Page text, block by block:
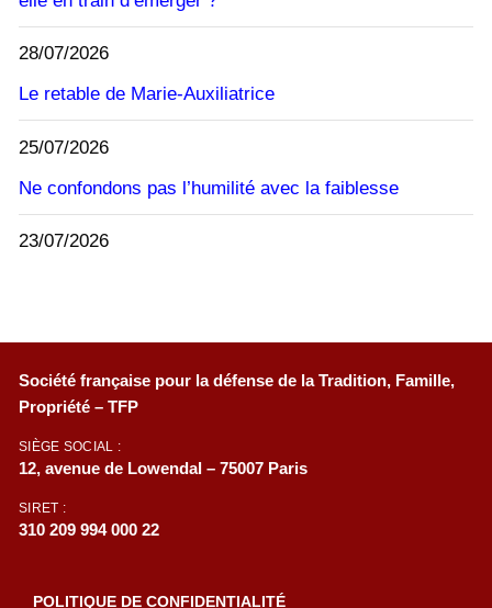
28/07/2026
Le retable de Marie-Auxiliatrice
25/07/2026
Ne confondons pas l’humilité avec la faiblesse
23/07/2026
Société française pour la défense de la Tradition, Famille,
Propriété – TFP
SIÈGE SOCIAL :
12, avenue de Lowendal – 75007 Paris
SIRET :
310 209 994 000 22
POLITIQUE DE CONFIDENTIALITÉ